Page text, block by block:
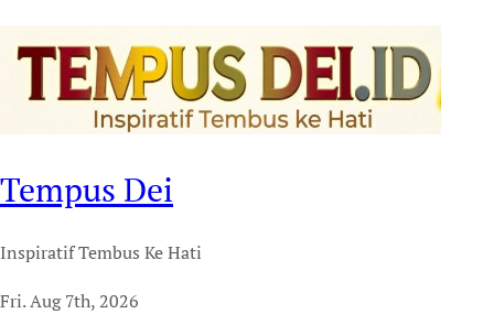
Tempus Dei
Inspiratif Tembus Ke Hati
Fri. Aug 7th, 2026